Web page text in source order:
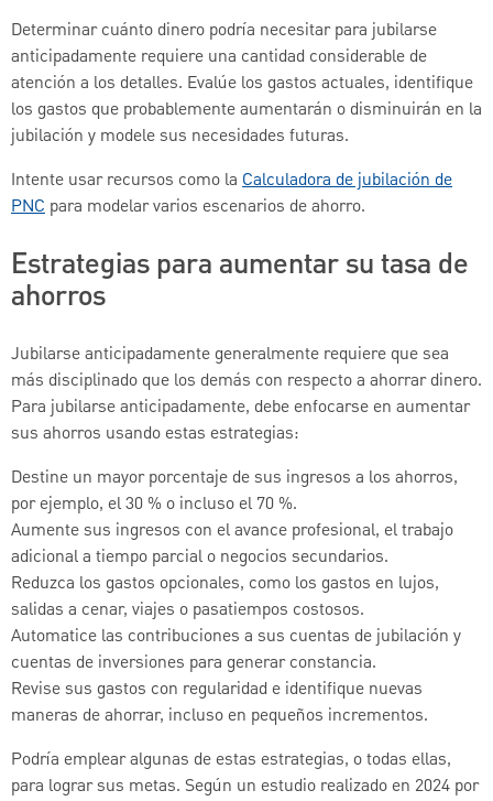
Determinar cuánto dinero podría necesitar para jubilarse
anticipadamente requiere una cantidad considerable de
atención a los detalles. Evalúe los gastos actuales, identifique
los gastos que probablemente aumentarán o disminuirán en la
jubilación y modele sus necesidades futuras.
Intente usar recursos como la Calculadora de jubilación de
PNC para modelar varios escenarios de ahorro.
Estrategias para aumentar su tasa de
ahorros
Jubilarse anticipadamente generalmente requiere que sea
más disciplinado que los demás con respecto a ahorrar dinero.
Para jubilarse anticipadamente, debe enfocarse en aumentar
sus ahorros usando estas estrategias:
Destine un mayor porcentaje de sus ingresos a los ahorros,
por ejemplo, el 30 % o incluso el 70 %.
Aumente sus ingresos con el avance profesional, el trabajo
adicional a tiempo parcial o negocios secundarios.
Reduzca los gastos opcionales, como los gastos en lujos,
salidas a cenar, viajes o pasatiempos costosos.
Automatice las contribuciones a sus cuentas de jubilación y
cuentas de inversiones para generar constancia.
Revise sus gastos con regularidad e identifique nuevas
maneras de ahorrar, incluso en pequeños incrementos.
Podría emplear algunas de estas estrategias, o todas ellas,
para lograr sus metas. Según un estudio realizado en 2024 por